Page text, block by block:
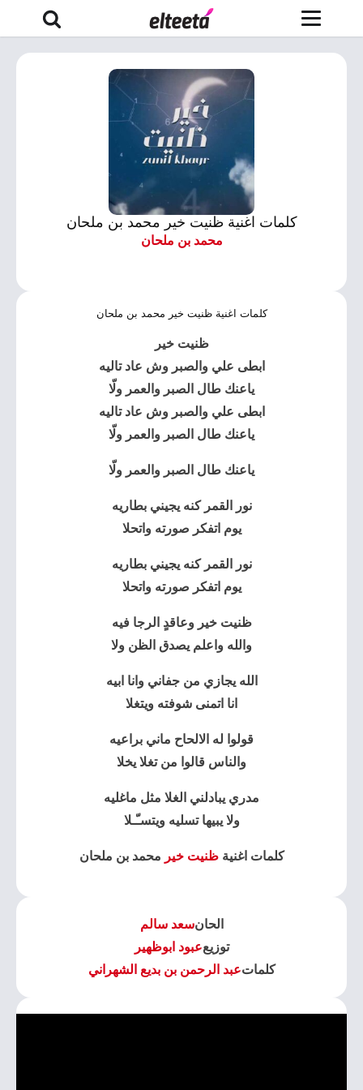
كلمات اغنية ظنيت خير محمد بن ملحان
محمد بن ملحان
كلمات اغنية ظنيت خير محمد بن ملحان
ظنيت خير
ابطى علي والصبر وش عاد تاليه
ياعنك طال الصبر والعمر ولّا
ابطى علي والصبر وش عاد تاليه
ياعنك طال الصبر والعمر ولّا
ياعنك طال الصبر والعمر ولّا
نور القمر كنه يجيني بطاريه
يوم اتفكر صورته واتحلا
نور القمر كنه يجيني بطاريه
يوم اتفكر صورته واتحلا
ظنيت خير وعاقدٍ الرجا فيه
والله واعلم يصدق الظن ولا
الله يجازي من جفاني وانا ابيه
انا اتمنى شوفته ويتغلا
قولوا له الالحاح ماني براعيه
والناس قالوا من تغلا يخلا
مدري يبادلني الغلا مثل ماغليه
ولا يبيها تسليه ويتسـّـلا
كلمات اغنيةظنيت خير محمد بن ملحان
الحانسعد سالم
توزيععبود ابوظهير
كلماتعبد الرحمن بن بديع الشهراني